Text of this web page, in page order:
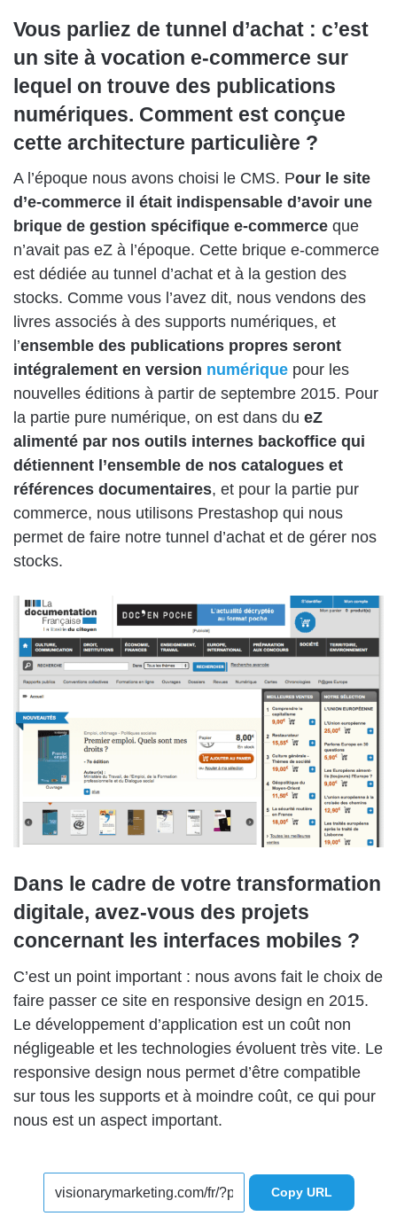
Vous parliez de tunnel d’achat : c’est
un site à vocation e-commerce sur
lequel on trouve des publications
numériques. Comment est conçue
cette architecture particulière ?
A l’époque nous avons choisi le CMS. Pour le site
d’e-commerce il était indispensable d’avoir une
brique de gestion spécifique e-commerce que
n’avait pas eZ à l’époque. Cette brique e-commerce
est dédiée au tunnel d’achat et à la gestion des
stocks. Comme vous l’avez dit, nous vendons des
livres associés à des supports numériques, et
l’ensemble des publications propres seront
intégralement en version numérique pour les
nouvelles éditions à partir de septembre 2015. Pour
la partie pure numérique, on est dans du eZ
alimenté par nos outils internes backoffice qui
détiennent l’ensemble de nos catalogues et
références documentaires, et pour la partie pur
commerce, nous utilisons Prestashop qui nous
permet de faire notre tunnel d’achat et de gérer nos
stocks.
Dans le cadre de votre transformation
digitale, avez-vous des projets
concernant les interfaces mobiles ?
C’est un point important : nous avons fait le choix de
faire passer ce site en responsive design en 2015.
Le développement d’application est un coût non
négligeable et les technologies évoluent très vite. Le
responsive design nous permet d’être compatible
sur tous les supports et à moindre coût, ce qui pour
nous est un aspect important.
Copy URL